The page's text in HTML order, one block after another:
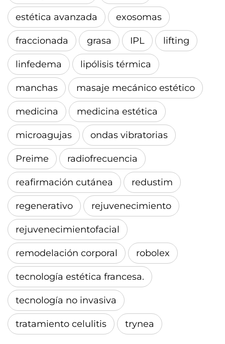
estética avanzada exosomas
fraccionada grasa IPL lifting
linfedema lipólisis térmica
manchas masaje mecánico estético
medicina medicina estética
microagujas ondas vibratorias
Preime radiofrecuencia
reafirmación cutánea redustim
regenerativo rejuvenecimiento
rejuvenecimientofacial
remodelación corporal robolex
tecnología estética francesa.
tecnología no invasiva
tratamiento celulitis trynea